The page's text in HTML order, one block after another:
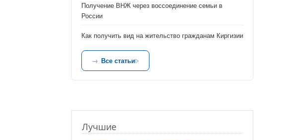
Получение ВНЖ через воссоединение семьи в
России
Как получить вид на жительство гражданам Киргизии
Все статьи
Лучшие